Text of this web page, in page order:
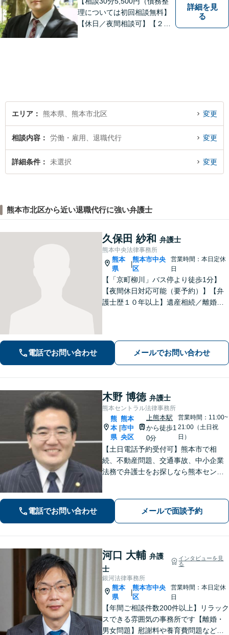
理については初回相談無料】
【休日／夜間相談可】【２０
詳細を見
る
エリア 熊本県、熊本市北区 変更
相談内容 労働・雇用、退職代行 変更
詳細条件 未選択 変更
熊本市北区から近い退職代行に強い弁護士
久保田 紗和 弁護士
熊本中央法律事務所
熊本
県
|
熊本市中央
区
営業時間：本日定休
日
【「京町柳川」バス停より徒歩1分】
【夜間休日対応可能（要予約）】【弁
護士歴１０年以上】遺産相続／離婚・
す。お気軽にご相談ください。
電話でお問い合わせ メールでお問い合わせ
木野 博徳 弁護士
熊本セントラル法律事務所
熊
本
県
熊本
市中
央区
上熊本駅
から徒歩1
0分
営業時間：11:00~
21:00（土日祝
日）
【土日電話予約受付可】熊本市で相
続、不動産問題、交通事故、中小企業
法務で弁護士をお探しなら熊本セント
受付可】【休日・夜間相談可】
電話でお問い合わせ メールで面談予約
河口 大輔 弁護
士
インタビューを見
る
銀河法律事務所
熊本
県
|
熊本市中央
区
営業時間：本日定休
日
【年間ご相談件数200件以上】リラック
スできる雰囲気の事務所です【離婚・
男女問題】慰謝料や養育費問題など